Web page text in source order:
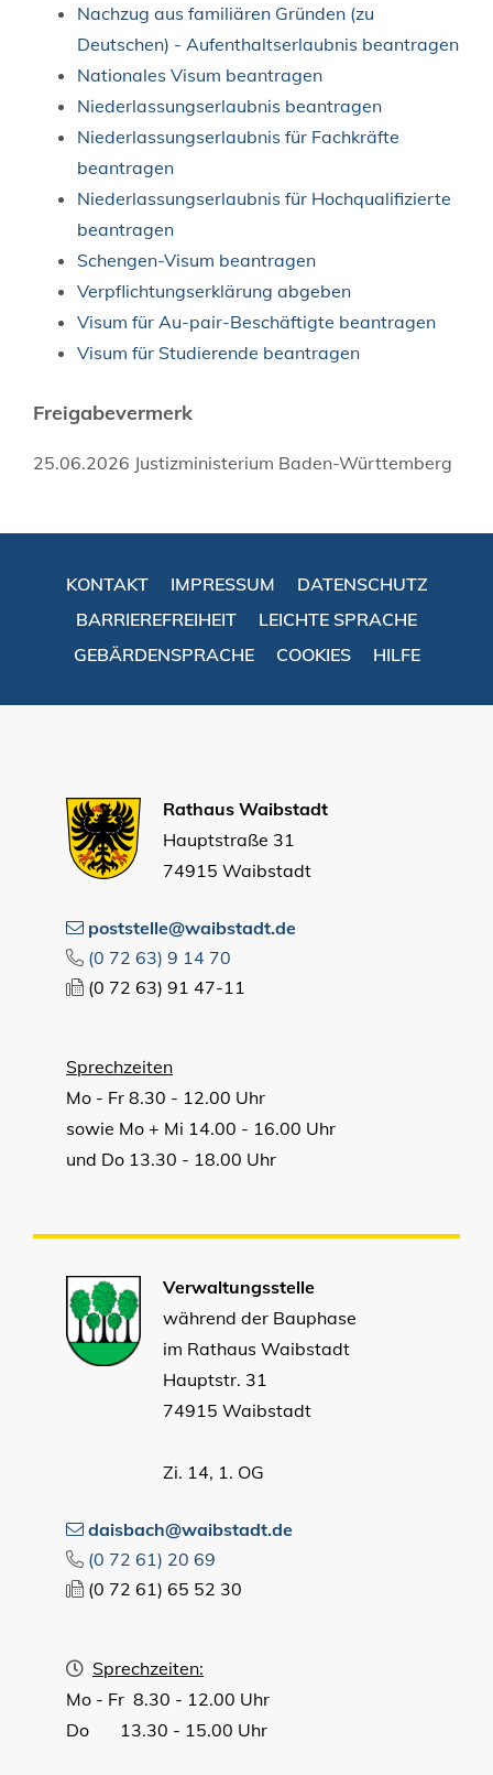
Nachzug aus familiären Gründen (zu
Deutschen) - Aufenthaltserlaubnis beantragen
Nationales Visum beantragen
Niederlassungserlaubnis beantragen
Niederlassungserlaubnis für Fachkräfte
beantragen
Niederlassungserlaubnis für Hochqualifizierte
beantragen
Schengen-Visum beantragen
Verpflichtungserklärung abgeben
Visum für Au-pair-Beschäftigte beantragen
Visum für Studierende beantragen
Freigabevermerk
25.06.2026 Justizministerium Baden-Württemberg
KONTAKT IMPRESSUM
DATENSCHUTZ
BARRIEREFREIHEIT
LEICHTE SPRACHE
GEBÄRDENSPRACHE
COOKIES HILFE
Rathaus Waibstadt
Hauptstraße 31
74915 Waibstadt
poststelle@waibstadt.de
(0 72 63) 9 14 70
(0 72 63) 91 47-11
Sprechzeiten
Mo - Fr 8.30 - 12.00 Uhr
sowie Mo + Mi 14.00 - 16.00 Uhr
und Do 13.30 - 18.00 Uhr
Verwaltungsstelle
während der Bauphase
im Rathaus Waibstadt
Hauptstr. 31
74915 Waibstadt
Zi. 14, 1. OG
daisbach@waibstadt.de
(0 72 61) 20 69
(0 72 61) 65 52 30
Sprechzeiten:
Mo - Fr 8.30 - 12.00 Uhr
Do 13.30 - 15.00 Uhr